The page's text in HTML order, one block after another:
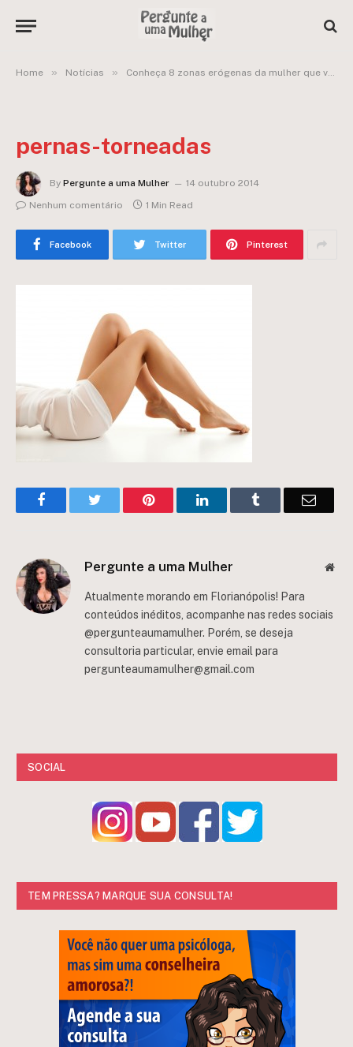
Home » Notícias » Conheça 8 zonas erógenas da mulher que você nem imaginava!
pernas-torneadas
By Pergunte a uma Mulher
14 outubro 2014
Nenhum comentário
1 Min Read
Facebook Twitter Pinterest
FacebookTwitter Pinterest LinkedInTumblr Email
Pergunte a uma Mulher
Atualmente morando em Florianópolis! Para
conteúdos inéditos, acompanhe nas redes sociais
@pergunteaumamulher. Porém, se deseja
consultoria particular, envie email para
pergunteaumamulher@gmail.com
SOCIAL
TEM PRESSA? MARQUE SUA CONSULTA!